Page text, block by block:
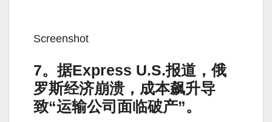
Screenshot
7。据Express U.S.报道，俄
罗斯经济崩溃，成本飙升导
致“运输公司面临破产”。